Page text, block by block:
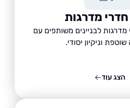
מדרגות
לבניינים משותפים עם
יסודי.